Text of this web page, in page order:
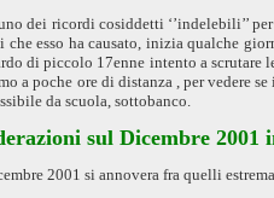
dei ricordi cosiddetti ‘’indelebili’’
esso ha causato, inizia qualche
di piccolo 17enne intento a
a poche ore di distanza , per vedere
da scuola, sottobanco.
sul Dicembre 2001
2001 si annovera fra quelli